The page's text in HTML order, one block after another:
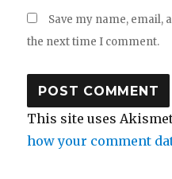
Save my name, email,
the next time I comment.
This site uses
how your comment